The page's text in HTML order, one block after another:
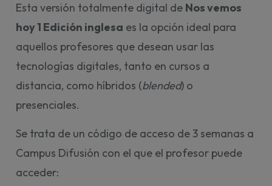
Esta versión totalmente digital de Nos vemos
hoy 1 Edición inglesa es la opción ideal para
aquellos profesores que desean usar las
tecnologías digitales, tanto en cursos a
distancia, como híbridos (blended) o
presenciales.
Se trata de un código de acceso de 3 semanas a
Campus Difusión con el que el profesor puede
acceder: